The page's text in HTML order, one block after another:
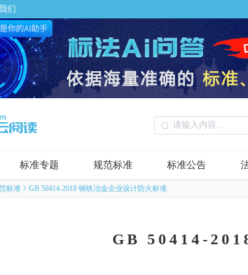
们
标准专题 规范标准 标准公告
标准 GB 50414-2018 钢铁冶金企业设计防火标准
GB 50414-